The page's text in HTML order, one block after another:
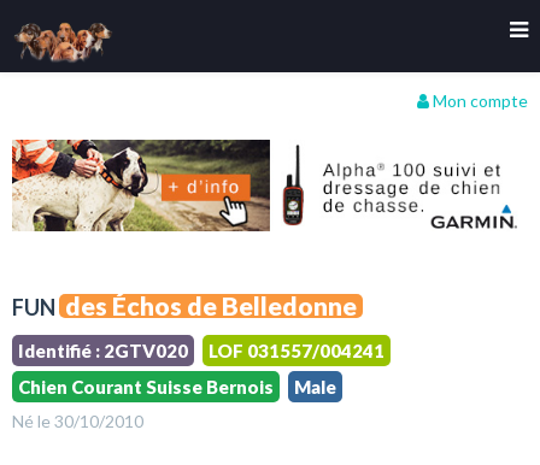
Mon compte
FUN des Échos de Belledonne
Identifié : 2GTV020
LOF 031557/004241
Chien Courant Suisse Bernois
Male
Né le 30/10/2010